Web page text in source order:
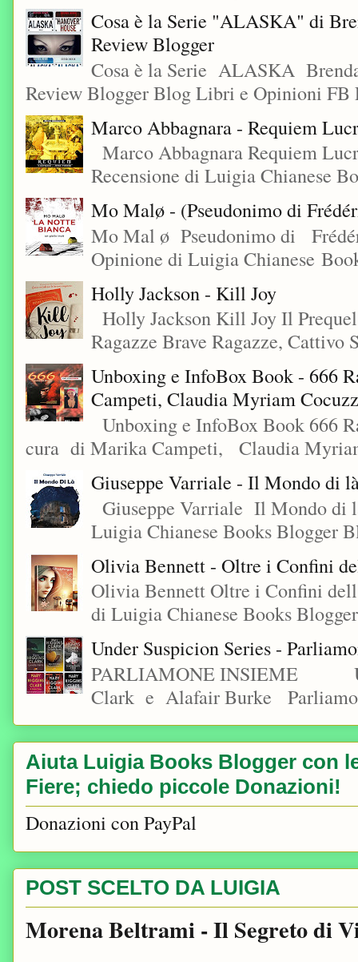
Cosa è la Serie "ALASKA" di
Review Blogger
Cosa è la Serie ALASKA
Review Blogger Blog Libri e Opinioni
Marco Abbagnara - Requiem
Marco Abbagnara Requiem
Recensione di Luigia Chianese
Mo Malø - (Pseudonimo di
Mo Mal ø Pseudonimo di
Opinione di Luigia Chianese
Holly Jackson - Kill Joy
Holly Jackson Kill Joy Il
Ragazze Brave Ragazze, Cattivo
Unboxing e InfoBox Book - 666
Campeti, Claudia Myriam
Unboxing e InfoBox Book 666
cura di Marika Campeti, Claudia
Giuseppe Varriale - Il Mondo di
Giuseppe Varriale Il Mondo di
Luigia Chianese Books
Olivia Bennett - Oltre i Confini
Olivia Bennett Oltre i Confini
di Luigia Chianese Books
Under Suspicion Series -
PARLIAMONE INSIEME
Clark e Alafair Burke
Aiuta Luigia Books Blogger con
Fiere; chiedo piccole Donazioni!
Donazioni con PayPal
POST SCELTO DA LUIGIA
Morena Beltrami - Il Segreto di